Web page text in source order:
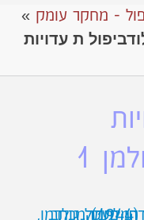
- מחקר עומק »
ת עדויות
1